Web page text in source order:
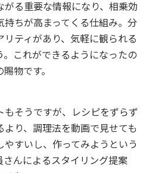
がる重要な情報になり、相乗効
持ちが高まってくる仕組み。分
ティがあり、気軽に観られる
。これができるようになったの
物です。
もそうですが、レシピをずらず
より、調理法を動画で見せても
やすいし、作ってみようという
んによるスタイリング提案